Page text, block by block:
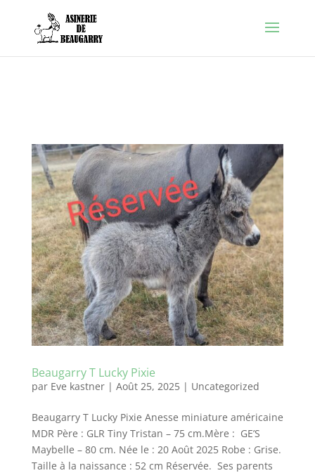
Warning: Constant FORCE_SSL_ADMIN already defined in
/htdocs/wp-config.php
Beaugarry T Lucky Pixie
par Eve kastner| Août 25, 2025| Uncategorized
Beaugarry T Lucky Pixie Anesse miniature américaine
MDR Père : GLR Tiny Tristan – 75 cm.Mère : GE’S
Maybelle – 80 cm. Née le : 20 Août 2025 Robe : Grise.
Taille à la naissance : 52 cm Réservée. Ses parents